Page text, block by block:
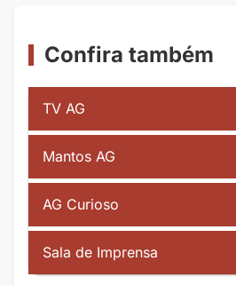
Confira também
TV AG
Mantos AG
AG Curioso
Sala de Imprensa